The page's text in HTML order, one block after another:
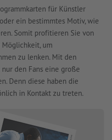
für Künstler
ein bestimmtes Motiv, wie
Somit profitieren Sie von
um
zu lenken. Mit den
den Fans eine große
Denn diese haben die
in Kontakt zu treten.